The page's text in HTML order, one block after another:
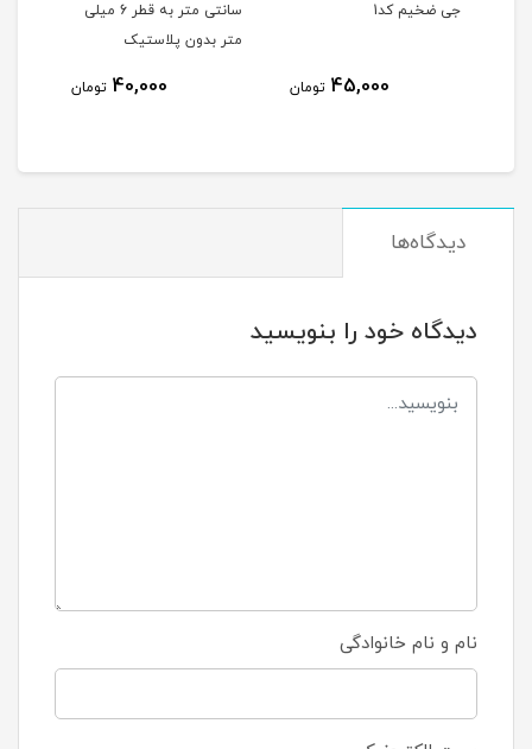
جی ضخیم کد1
45,000 تومان
سانتی متر به قطر 6 میلی
متر بدون پلاستیک
40,000 تومان
دیدگاه‌ها
دیدگاه خود را بنویسید
نام و نام خانوادگی